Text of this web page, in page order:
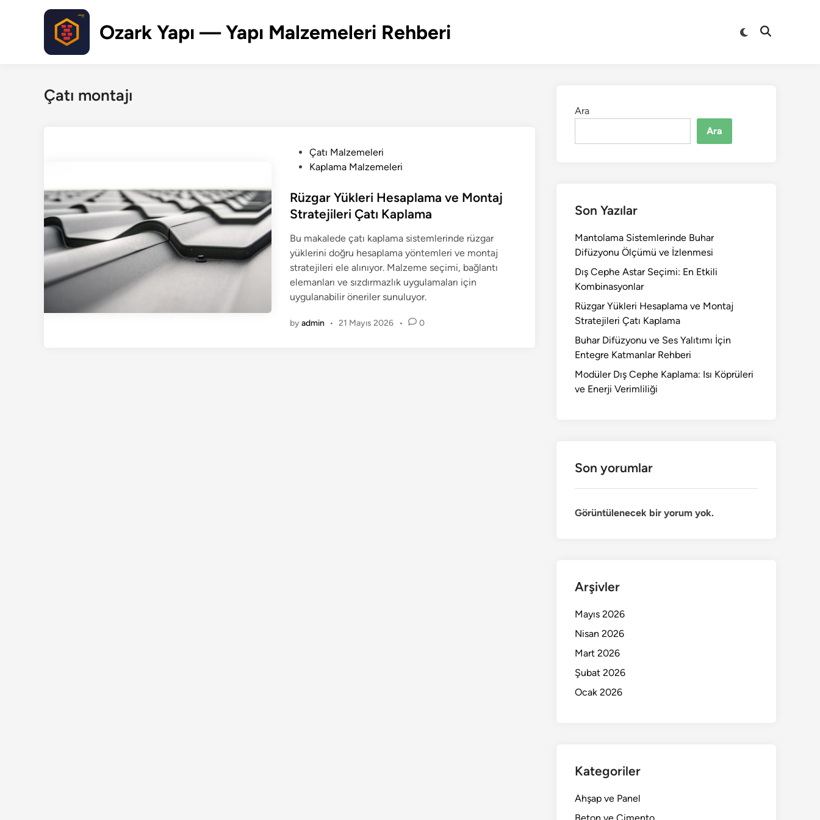
Ozark Yapı — Yapı Malzemeleri Rehberi
Switch
Open
Çatı montajı
t
e
i
n
Çatı Malzemeleri
Kaplama Malzemeleri
Rüzgar Yükleri Hesaplama ve Montaj
Stratejileri Çatı Kaplama
Bu makalede çatı kaplama sistemlerinde rüzgar
yüklerini doğru hesaplama yöntemleri ve montaj
stratejileri ele alınıyor. Malzeme seçimi, bağlantı
elemanları ve sızdırmazlık uygulamaları için
uygulanabilir öneriler sunuluyor.
byadmin • 21 Mayıs 2026 • 0
Ara
Ara
Son Yazılar
Mantolama Sistemlerinde Buhar
Difüzyonu Ölçümü ve İzlenmesi
Dış Cephe Astar Seçimi: En Etkili
Kombinasyonlar
Rüzgar Yükleri Hesaplama ve Montaj
Stratejileri Çatı Kaplama
Buhar Difüzyonu ve Ses Yalıtımı İçin
Entegre Katmanlar Rehberi
Modüler Dış Cephe Kaplama: Isı Köprüleri
ve Enerji Verimliliği
Son yorumlar
Görüntülenecek bir yorum yok.
Arşivler
Mayıs 2026
Nisan 2026
Mart 2026
Şubat 2026
Ocak 2026
Kategoriler
Ahşap ve Panel